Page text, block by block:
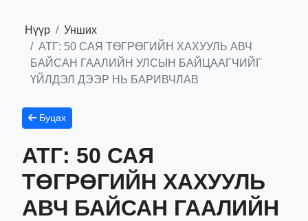
Нүүр
Унших
АТГ: 50 САЯ ТӨГРӨГИЙН ХАХУУЛЬ АВЧ
БАЙСАН ГААЛИЙН УЛСЫН БАЙЦААГЧИЙГ
ҮЙЛДЭЛ ДЭЭР НЬ БАРИВЧЛАВ
Буцах
АТГ: 50 САЯ
ТӨГРӨГИЙН ХАХУУЛЬ
АВЧ БАЙСАН ГААЛИЙН